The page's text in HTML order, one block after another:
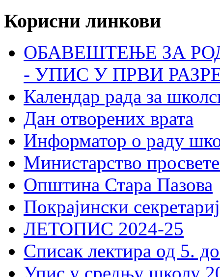
Корисни линкови
ОБАВЕШТЕЊЕ ЗА
- УПИС У ПРВИ
Календар рада за
Дан отворених врата
Информатор о раду
Министарство
Општина Стара Пазова
Покрајински
ЛЕТОПИС 2024-25
Списак лектира од 5.